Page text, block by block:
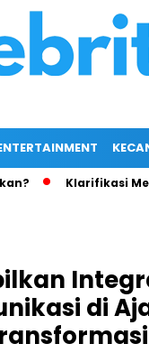
Klarifikasi
di